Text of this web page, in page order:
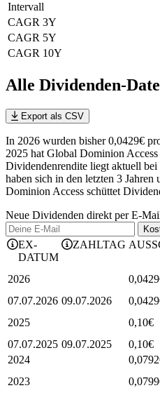
Intervall
CAGR 3Y
CAGR 5Y
CAGR 10Y
Alle Dividenden-
Export als CSV
In 2026 wurden bisher 0,0429€
2025 hat Global Dominion Access
Dividendenrendite liegt aktuell
haben sich in den letzten 3 Jahren
Dominion Access schüttet
Neue Dividenden direkt per E-
EX-
DATUM
ZAHLTAG
2026 0,0429
07.07.2026 09.07.2026 0,0429
2025
0,10€
07.07.2025 09.07.2025 0,10€
2024
0,0792
2023
0,0799